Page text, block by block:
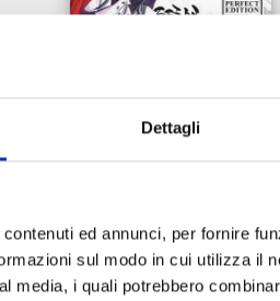
Dettagli
ed annunci, per fornire
sul modo in cui utilizza il
media, i quali potrebbero
04/11/2025